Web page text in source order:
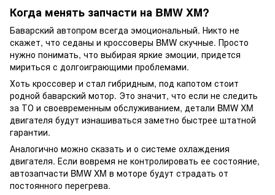
Когда менять запчасти на BMW XM?
Баварский автопром всегда эмоциональный. Никто не
скажет, что седаны и кроссоверы BMW скучные. Просто
нужно понимать, что выбирая яркие эмоции, придется
мириться с долгоиграющими проблемами.
Хоть кроссовер и стал гибридным, под капотом стоит
родной баварский мотор. Это значит, что если не следить
за ТО и своевременным обслуживанием, детали BMW XM
двигателя будут изнашиваться заметно быстрее штатной
гарантии.
Аналогично можно сказать и о системе охлаждения
двигателя. Если вовремя не контролировать ее состояние,
автозапчасти BMW XM в моторе будут страдать от
постоянного перегрева.